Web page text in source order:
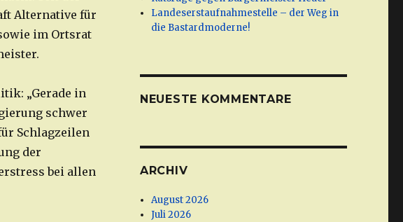
Alternative für
im Ortsrat
„Gerade in
schwer
Schlagzeilen
der
bei allen
Landeserstaufnahmestelle – der Weg in
die Bastardmoderne!
NEUESTE KOMMENTARE
ARCHIV
August 2026
Juli 2026